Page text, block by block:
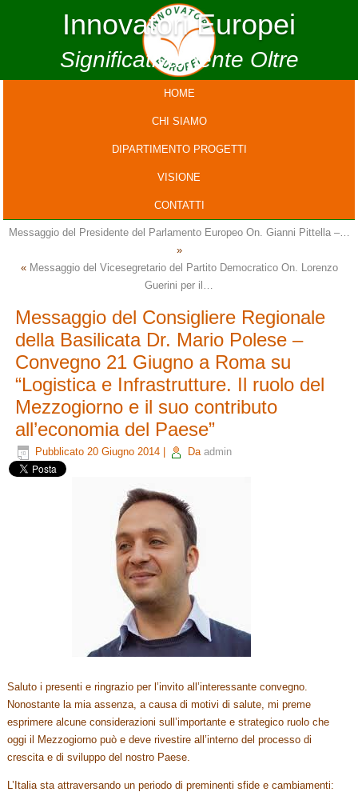
Innovatori Europei
Significativamente Oltre
HOME
CHI SIAMO
DIPARTIMENTO PROGETTI
VISIONE
CONTATTI
Messaggio del Presidente del Parlamento Europeo On. Gianni Pittella –…
»
« Messaggio del Vicesegretario del Partito Democratico On. Lorenzo
Guerini per il…
Messaggio del Consigliere Regionale
della Basilicata Dr. Mario Polese –
Convegno 21 Giugno a Roma su
“Logistica e Infrastrutture. Il ruolo del
Mezzogiorno e il suo contributo
all’economia del Paese”
Pubblicato 20 Giugno 2014 Da admin
Saluto i presenti e ringrazio per l’invito all’interessante convegno.
Nonostante la mia assenza, a causa di motivi di salute, mi preme
esprimere alcune considerazioni sull’importante e strategico ruolo che
oggi il Mezzogiorno può e deve rivestire all’interno del processo di
crescita e di sviluppo del nostro Paese.
L’Italia sta attraversando un periodo di preminenti sfide e cambiamenti: